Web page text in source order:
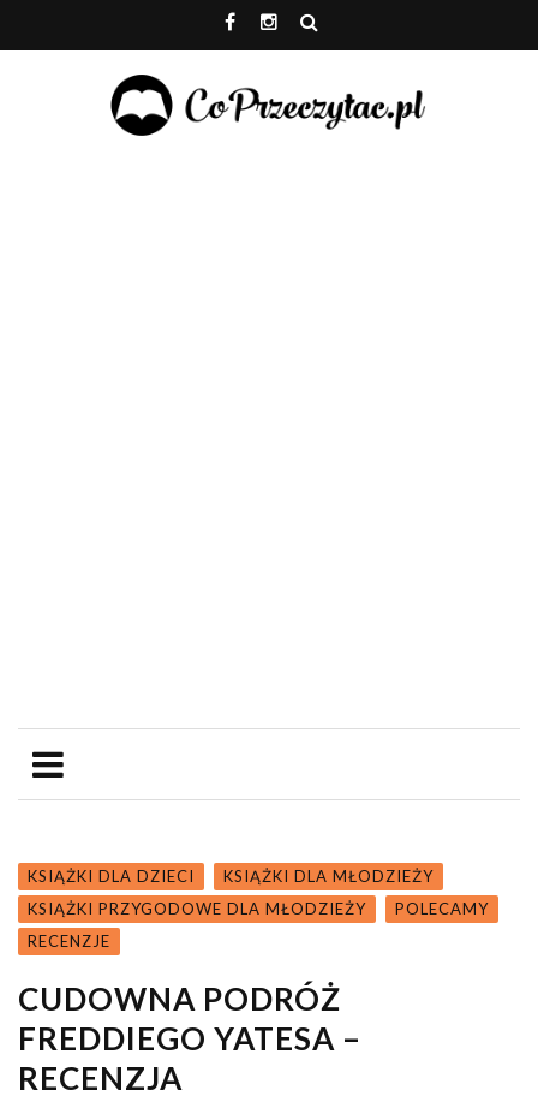
KSIĄŻKI DLA DZIECI
KSIĄŻKI DLA MŁODZIEŻY
KSIĄŻKI PRZYGODOWE DLA MŁODZIEŻY
POLECAMY
RECENZJE
CUDOWNA PODRÓŻ
FREDDIEGO YATESA –
RECENZJA